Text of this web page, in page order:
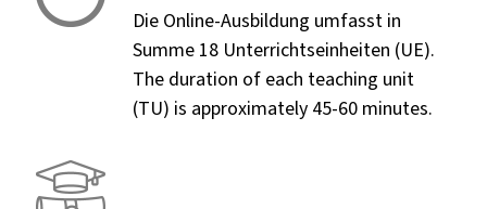
Die Online-Ausbildung umfasst in
Summe 18 Unterrichtseinheiten (UE).
The duration of each teaching unit
(TU) is approximately 45-60 minutes.